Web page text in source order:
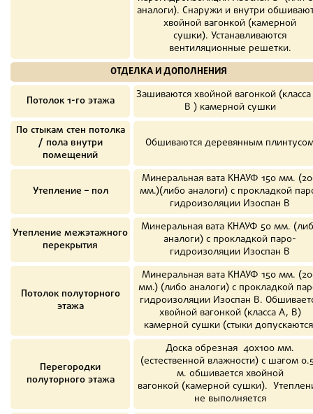
аналоги). Снаружи и внутри
хвойной вагонкой (камерной
сушки). Устанавливаются
вентиляционные решетки.
ОТДЕЛКА И ДОПОЛНЕНИЯ
Потолок 1-го этажа
Зашиваются хвойной вагонкой
В ) камерной сушки
По стыкам стен потолка
/ пола внутри
помещений
Обшиваются деревянным
Утепление – пол
Минеральная вата КНАУФ 150 мм.
мм.)(либо аналоги) с прокладкой
гидроизоляции Изоспан В
Утепление межэтажного
перекрытия
Минеральная вата КНАУФ 50 мм.
аналоги) с прокладкой паро-
гидроизоляции Изоспан В
Потолок полуторного
этажа
Минеральная вата КНАУФ 150 мм.
мм.) (либо аналоги) с прокладкой
гидроизоляции Изоспан B.
хвойной вагонкой (класса А, В)
камерной сушки (стыки
Перегородки
полуторного этажа
Доска обрезная 40х100 мм.
(естественной влажности) с шагом
м. обшивается хвойной
вагонкой (камерной сушки).
не выполняется